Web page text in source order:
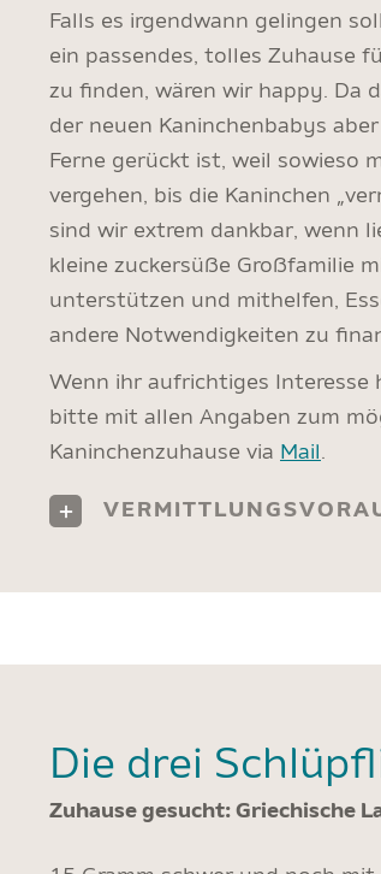
Falls es irgendwann gelingen
ein passendes, tolles Zuhause
zu finden, wären wir happy. Da
der neuen Kaninchenbabys
Ferne gerückt ist, weil sowieso
vergehen, bis die Kaninchen
sind wir extrem dankbar, wenn
kleine zuckersüße Großfamilie
unterstützen und mithelfen,
andere Notwendigkeiten zu
Wenn ihr aufrichtiges Interesse
bitte mit allen Angaben zum
Kaninchenzuhause via Mail.
Die drei
Zuhause gesucht: Griechische